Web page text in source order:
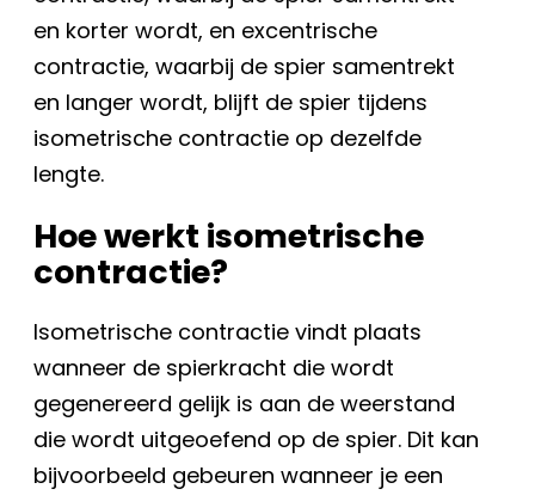
en korter wordt, en excentrische
contractie, waarbij de spier samentrekt
en langer wordt, blijft de spier tijdens
isometrische contractie op dezelfde
lengte.
Hoe werkt isometrische
contractie?
Isometrische contractie vindt plaats
wanneer de spierkracht die wordt
gegenereerd gelijk is aan de weerstand
die wordt uitgeoefend op de spier. Dit kan
bijvoorbeeld gebeuren wanneer je een